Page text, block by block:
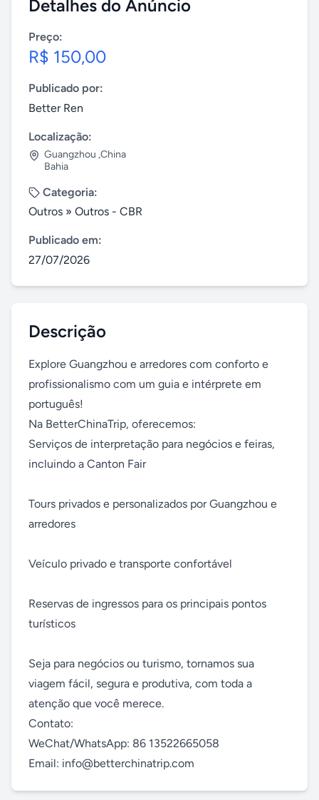
Detalhes do Anúncio
Preço:
R$ 150,00
Publicado por:
Better Ren
Localização:
Guangzhou ,China
Bahia
Categoria:
Outros » Outros - CBR
Publicado em:
27/07/2026
Descrição
Explore Guangzhou e arredores com conforto e
profissionalismo com um guia e intérprete em
português!
Na BetterChinaTrip, oferecemos:
Serviços de interpretação para negócios e feiras,
incluindo a Canton Fair
Tours privados e personalizados por Guangzhou e
arredores
Veículo privado e transporte confortável
Reservas de ingressos para os principais pontos
turísticos
Seja para negócios ou turismo, tornamos sua
viagem fácil, segura e produtiva, com toda a
atenção que você merece.
Contato:
WeChat/WhatsApp: 86 13522665058
Email: info@betterchinatrip.com